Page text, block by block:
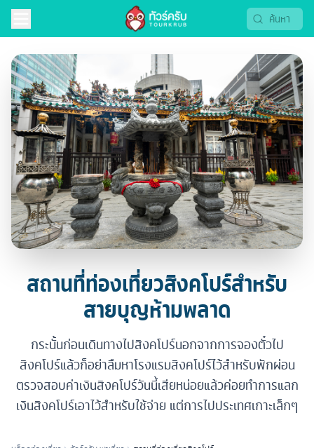
สถานที่ท่องเที่ยวสิงคโปร์สำหรับ
สายบุญห้ามพลาด
กระนั้นก่อนเดินทางไปสิงคโปร์นอกจากการจองตั๋วไป
สิงคโปร์แล้วก็อย่าลืมหาโรงแรมสิงคโปร์ไว้สำหรับพักผ่อน
ตรวจสอบค่าเงินสิงคโปร์วันนี้เสียหน่อยแล้วค่อยทำการแลก
เงินสิงคโปร์เอาไว้สำหรับใช้จ่าย แต่การไปประเทศเกาะเล็กๆ